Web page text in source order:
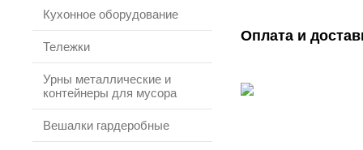
Кухонное оборудование
Тележки
Урны металлические и
контейнеры для мусора
Вешалки гардеробные
Оплата и